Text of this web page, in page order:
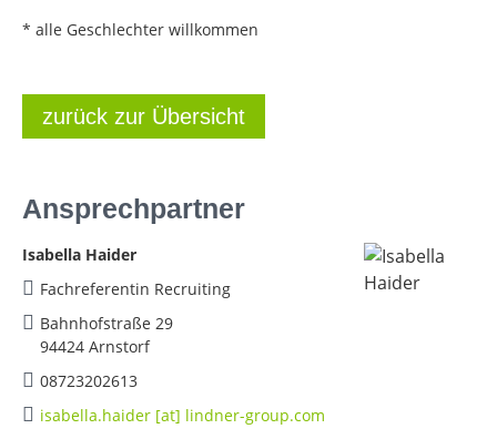
* alle Geschlechter willkommen
zurück zur Übersicht
Ansprechpartner
Isabella Haider
Fachreferentin Recruiting
Bahnhofstraße 29
94424 Arnstorf
08723202613
isabella.haider [at] lindner-group.com